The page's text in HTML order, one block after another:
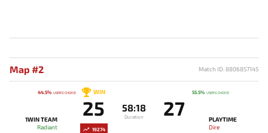
Map #2 Match ID: 8806857145
44.5% USERS' CHOICE
19274
1WIN TEAM
Radiant
WIN
25 58:18
Duration 27
PLAYTIME
Dire
55.5% USERS' CHOICE